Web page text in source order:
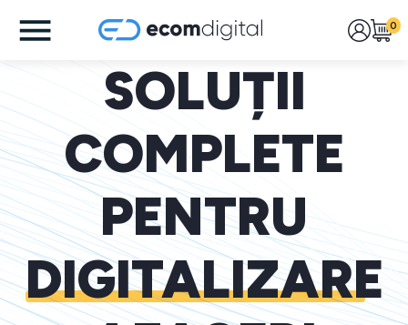
0
SOLUȚII
COMPLETE
PENTRU
DIGITALIZARE